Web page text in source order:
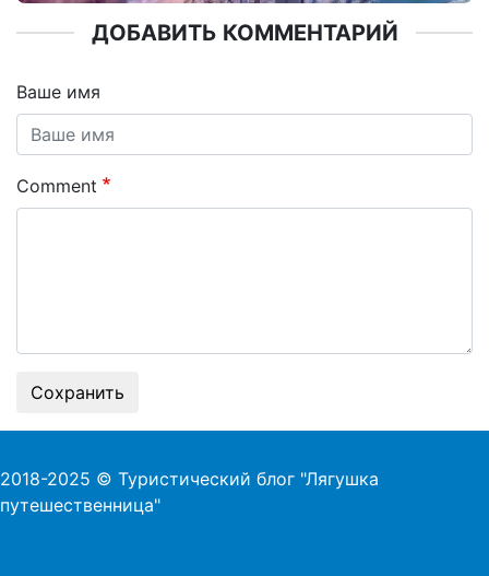
ДОБАВИТЬ КОММЕНТАРИЙ
Ваше имя
Comment
Сохранить
2018-2025 © Туристический блог "Лягушка
путешественница"